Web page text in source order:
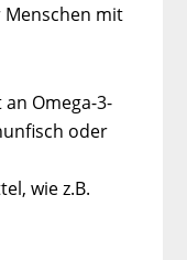
mit
Omega-3-
oder
wie z.B.